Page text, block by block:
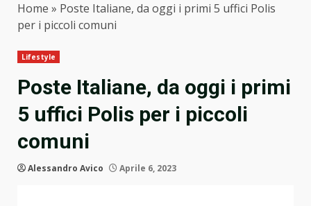
Home » Poste Italiane, da oggi i primi 5 uffici Polis
per i piccoli comuni
Lifestyle
Poste Italiane, da oggi i primi
5 uffici Polis per i piccoli
comuni
Alessandro Avico Aprile 6, 2023